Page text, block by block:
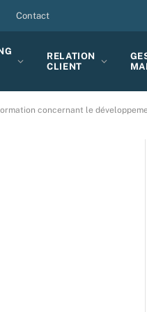
Contact
RELATION
CLIENT
concernant le